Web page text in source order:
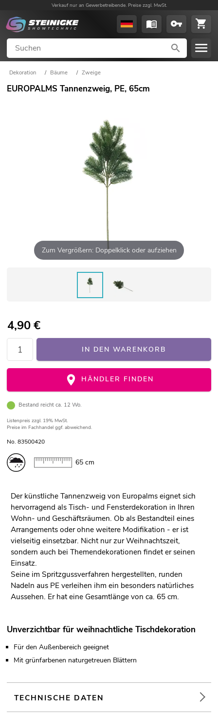
Verkauf nur an Gewerbetreibende. Preise zzgl. MwSt.
Dekoration / Bäume / Zweige
EUROPALMS Tannenzweig, PE, 65cm
Zum Vergrößern: Doppelklick oder aufziehen
4,90€
IN DEN WARENKORB
HÄNDLER FINDEN
Bestand reicht ca. 12 Wo.
Listenpreis zzgl. 19% MwSt.
Preise im Fachhandel ggf. abweichend.
No. 83500420
65 cm
Der künstliche Tannenzweig von Europalms eignet sich
hervorragend als Tisch- und Fensterdekoration in Ihren
Wohn- und Geschäftsräumen. Ob als Bestandteil eines
Arrangements oder ohne weitere Modifikation - er ist
vielseitig einsetzbar. Nicht nur zur Weihnachtszeit,
sondern auch bei Themendekorationen findet er seinen
Einsatz.
Seine im Spritzgussverfahren hergestellten, runden
Nadeln aus PE verleihen ihm ein besonders natürliches
Aussehen. Er hat eine Gesamtlänge von ca. 65 cm.
Unverzichtbar für weihnachtliche Tischdekoration
Für den Außenbereich geeignet
Mit grünfarbenen naturgetreuen Blättern
TECHNISCHE DATEN